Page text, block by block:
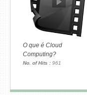
O que é Cloud
Computing?
No. of Hits : 961